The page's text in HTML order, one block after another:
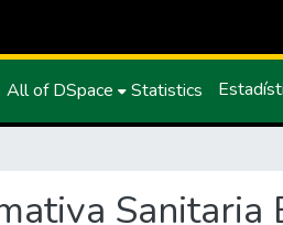
All of DSpace Statistics
Sanitaria